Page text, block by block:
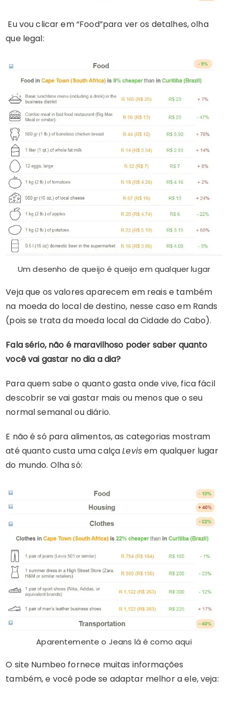
Eu vou clicar em “Food”para ver os detalhes, olha
que legal:
Um desenho de queijo é queijo em qualquer lugar
Veja que os valores aparecem em reais e também
na moeda do local de destino, nesse caso em Rands
(pois se trata da moeda local da Cidade do Cabo).
Fala sério, não é maravilhoso poder saber quanto
você vai gastar no dia a dia?
Para quem sabe o quanto gasta onde vive, fica fácil
descobrir se vai gastar mais ou menos que o seu
normal semanal ou diário.
E não é só para alimentos, as categorias mostram
até quanto custa uma calçaLevisem qualquer lugar
do mundo. Olha só:
Aparentemente o Jeans lá é como aqui
O site Numbeo fornece muitas informações
também, e você pode se adaptar melhor a ele, veja: